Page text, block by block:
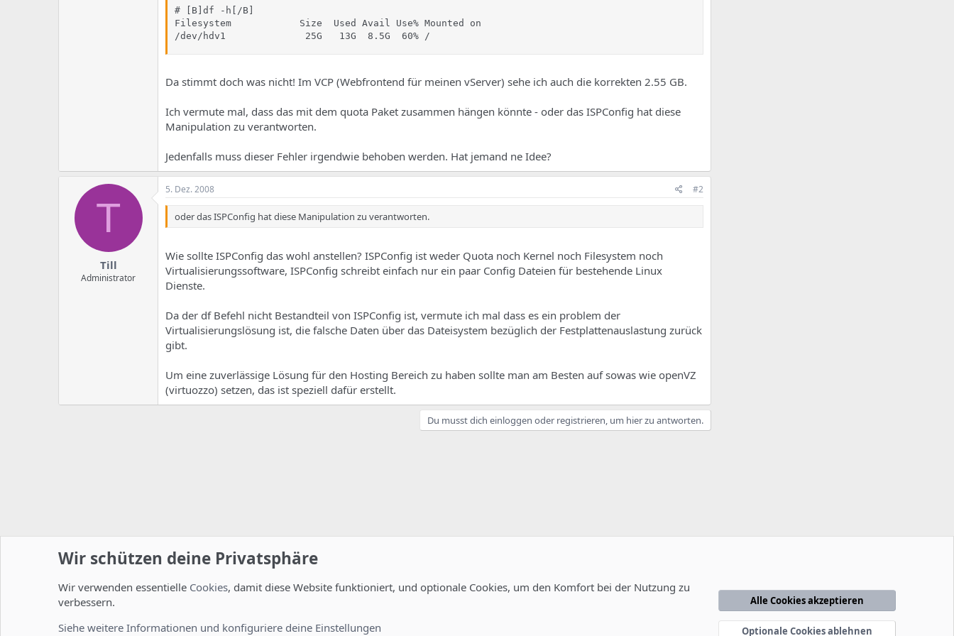
# [B]df -h[/B]
Filesystem            Size  Used Avail Use% Mounted on
/dev/hdv1              25G   13G  8.5G  60% /
Da stimmt doch was nicht! Im VCP (Webfrontend für meinen vServer) sehe ich auch die korrekten 2.55 GB.
Ich vermute mal, dass das mit dem quota Paket zusammen hängen könnte - oder das ISPConfig hat diese
Manipulation zu verantworten.
Jedenfalls muss dieser Fehler irgendwie behoben werden. Hat jemand ne Idee?
T
Till
Administrator
5. Dez. 2008 #2
oder das ISPConfig hat diese Manipulation zu verantworten.
Wie sollte ISPConfig das wohl anstellen? ISPConfig ist weder Quota noch Kernel noch Filesystem noch
Virtualisierungssoftware, ISPConfig schreibt einfach nur ein paar Config Dateien für bestehende Linux
Dienste.
Da der df Befehl nicht Bestandteil von ISPConfig ist, vermute ich mal dass es ein problem der
Virtualisierungslösung ist, die falsche Daten über das Dateisystem bezüglich der Festplattenauslastung zurück
gibt.
Um eine zuverlässige Lösung für den Hosting Bereich zu haben sollte man am Besten auf sowas wie openVZ
(virtuozzo) setzen, das ist speziell dafür erstellt.
Du musst dich einloggen oder registrieren, um hier zu antworten.
Startseite Foren Linux Foren Installation und Konfiguration
Datenschutzerklärung Hilfe Startseite
Wir schützen deine Privatsphäre
Wir verwenden essentielle Cookies, damit diese Website funktioniert, und optionale Cookies, um den Komfort bei der Nutzung zu
verbessern.
Siehe weitere Informationen und konfiguriere deine Einstellungen
Alle Cookies akzeptieren
Optionale Cookies ablehnen